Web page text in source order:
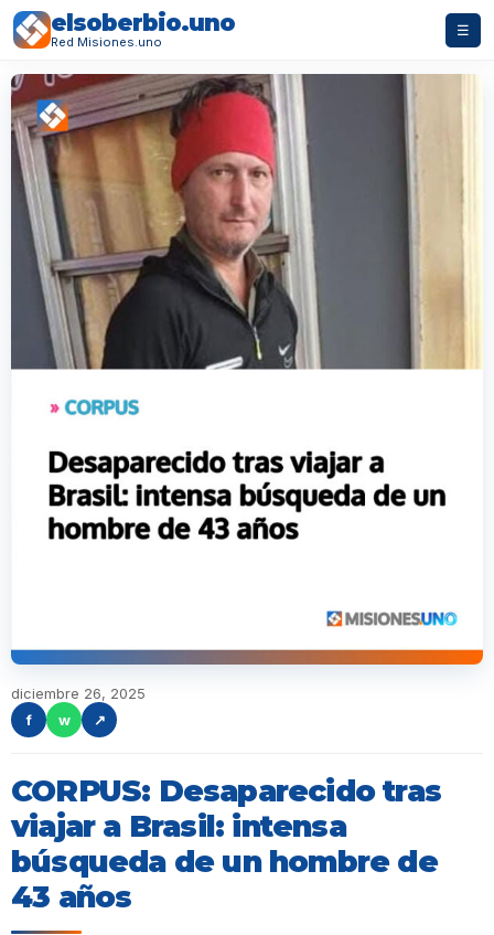
elsoberbio.uno
Red Misiones.uno
☰
diciembre 26, 2025
f
w ↗
CORPUS: Desaparecido tras
viajar a Brasil: intensa
búsqueda de un hombre de
43 años